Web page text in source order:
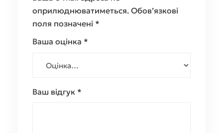
оприлюднюватиметься. Обов’язкові
поля позначені *
Ваша оцінка *
Ваш відгук *